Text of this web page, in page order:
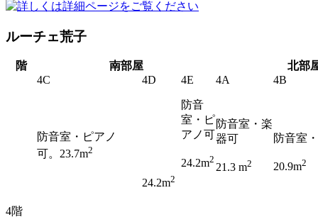
ルーチェ荒子
階 南部屋 北部
4階
4C 4D 4E 4A 4B
防音室・ピアノ
可。 23.7m2
24.2m2
防音
室・ピ
アノ可
24.2m2
防音室 ・ 楽
器可
21.3 m2
防音室
20.9m2